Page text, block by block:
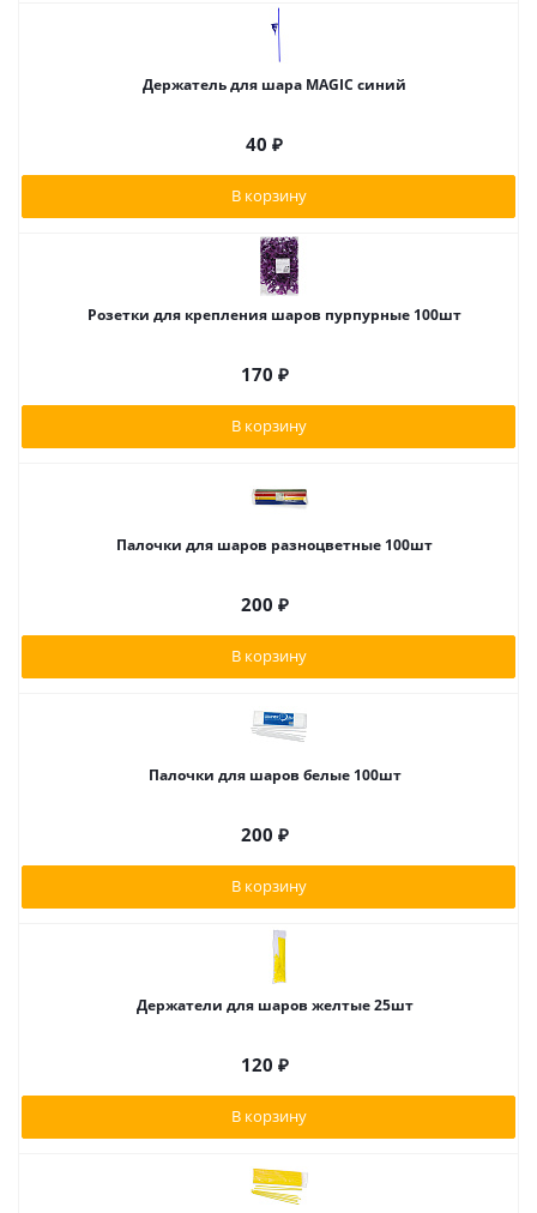
Держатель для шара MAGIC синий
40 ₽
В корзину
Розетки для крепления шаров пурпурные 100шт
170 ₽
В корзину
Палочки для шаров разноцветные 100шт
200 ₽
В корзину
Палочки для шаров белые 100шт
200 ₽
В корзину
Держатели для шаров желтые 25шт
120 ₽
В корзину